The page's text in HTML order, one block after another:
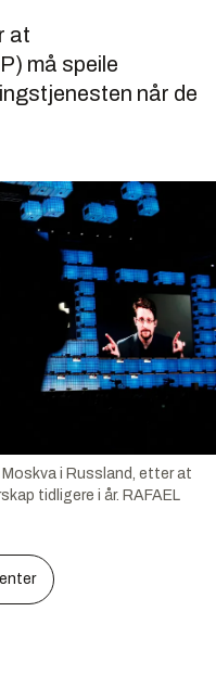
at
må speile
når de
i Russland, etter at
tidligere i år. RAFAEL